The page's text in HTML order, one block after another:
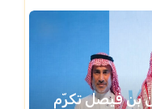
بن فيصل تكرّم